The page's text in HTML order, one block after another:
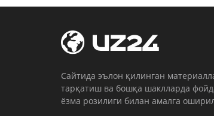
Cайтида эълон қилинган
тарқатиш ва бошқа шаклларда
ёзма розилиги билан амалга